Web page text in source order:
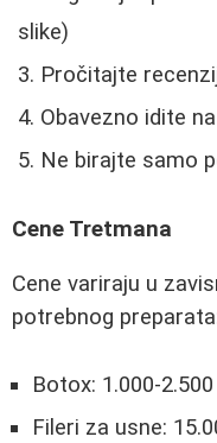
slike)
Pročitajte
Obavezno idite
Ne birajte samo
Cene Tretmana
Cene variraju u
potrebnog
Botox: 1.000-
Fileri za usne: